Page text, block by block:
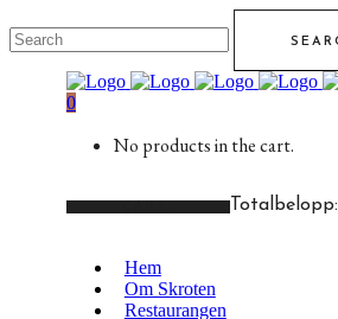
0
No products in the cart.
Totalbelopp:
Hem
Om Skroten
Restaurangen